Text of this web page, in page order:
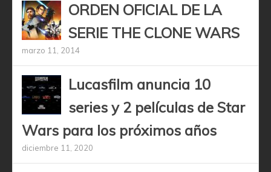
ORDEN OFICIAL DE LA
SERIE THE CLONE WARS
marzo 11, 2014
Lucasfilm anuncia 10
series y 2 películas de Star
Wars para los próximos años
diciembre 11, 2020